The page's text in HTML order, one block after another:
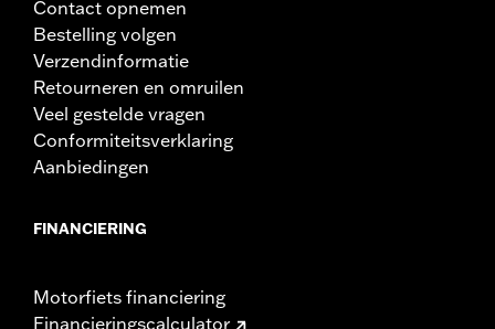
Contact opnemen
Bestelling volgen
Verzendinformatie
Retourneren en omruilen
Veel gestelde vragen
Conformiteitsverklaring
Aanbiedingen
FINANCIERING
Motorfiets financiering
Financieringscalculator